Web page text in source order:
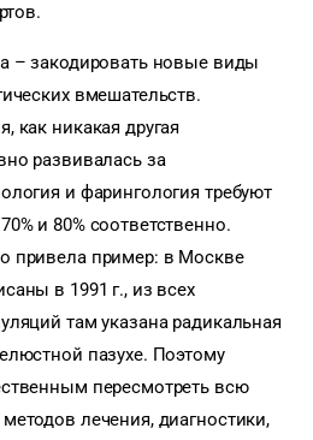
– закодировать новые виды
вмешательств.
как никакая другая
развивалась за
и фарингология требуют
и 80% соответственно.
привела пример: в Москве
в 1991 г., из всех
там указана радикальная
пазухе. Поэтому
пересмотреть всю
лечения, диагностики,